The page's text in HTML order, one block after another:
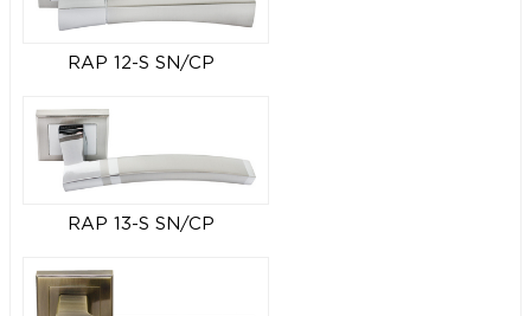
RAP 12-S SN/CP
RAP 13-S SN/CP